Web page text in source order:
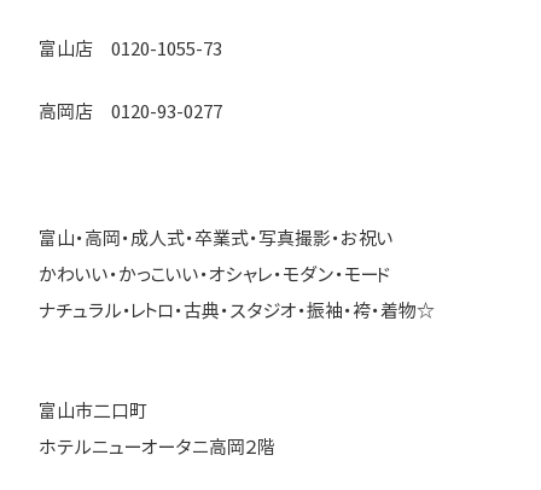
富山店 0120-1055-73
高岡店 0120-93-0277
富山・高岡・成人式・卒業式・写真撮影・お祝い
かわいい・かっこいい・オシャレ・モダン・モード
ナチュラル・レトロ・古典・スタジオ・振袖・袴・着物☆
富山市二口町
ホテルニューオータニ高岡２階